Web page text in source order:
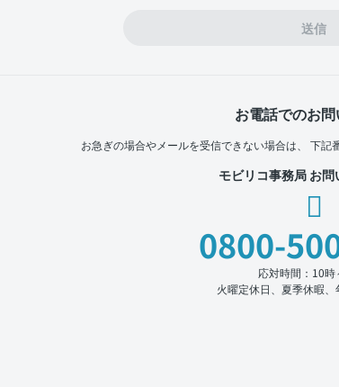
送信
お電話でのお
お急ぎの場合やメールを受信できない場合は、 下記
モビリコ事務局 お
0800-
応対時間：10時
火曜定休日、夏季休暇、